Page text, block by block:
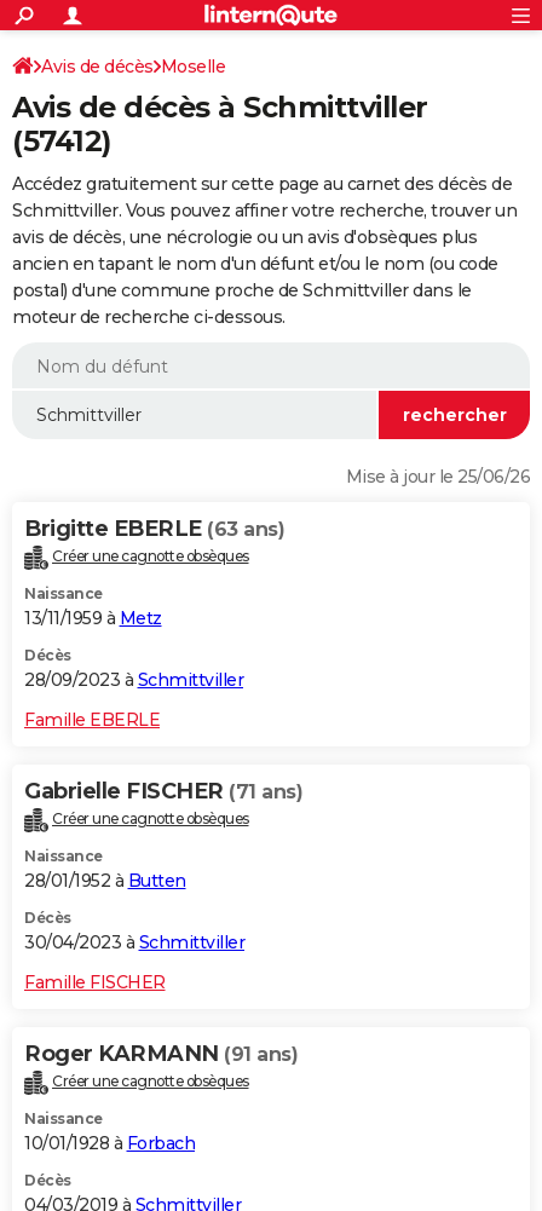
ACTUALITÉS
Politique
Société
Faits Divers
Education
Monde
Villes
+
SPORT
Coupe du monde 2026
Football
Tennis
Cyclisme
Rugby
Forum
FINANCE
Retraite
Impôts
Epargne
Immobilier
Risques naturels par ville
Banque
Assurance
Crédit
Essais
Réserver un essai
Citadines
Berlines
SUV
Forum auto
+
HIGH-TECH
Mobiles
Meilleur smartphone
Internet
Ordinateurs
Jeux vidéo
Guide high-tech
+BRICOLAGE
Forum
Aménagement intérieur
Extérieur
Cuisine
Salle de bains
Jardinage
Rangement
WEEK-END
Guides de France
Escapades
Patrimoine
Expositions
Musées
Week-end nature
LIFESTYLE
Alimentation
Guide de la santé
Maladies
Médicaments
Sommeil
VOYAGE
Destinations
City break
Voyage nature
Voyage de noces
Forum
Climat
+PHOTO
GUIDES D'ACHAT
BONS PLANS
CARTE DE VOEUX
Dictionnaire
Biographies
Citations
Expressions
Proverbes
PROGRAMME TV
COPAINS D'AVANT
S'inscrire
Se connecter
Lycées
Collèges
Primaires
Universités
Entreprises
Service militaire
Avis de recherche
AVIS DE DÉCÈS
Avis de décès Moselle
Avis de décès à Schmittviller
(57412)
Accédez gratuitement sur cette page au carnet des décès de
Schmittviller. Vous pouvez affiner votre recherche, trouver un
avis de décès, une nécrologie ou un avis d'obsèques plus
ancien en tapant le nom d'un défunt et/ou le nom (ou code
postal) d'une commune proche de Schmittviller dans le
moteur de recherche ci-dessous.
Mise à jour le 25/06/26
Brigitte EBERLE (63 ans)
Créer une cagnotte obsèques
Naissance
13/11/1959 à Metz
Décès
28/09/2023 à Schmittviller
Famille EBERLE
Gabrielle FISCHER (71 ans)
Créer une cagnotte obsèques
Naissance
28/01/1952 à Butten
Décès
30/04/2023 à Schmittviller
Famille FISCHER
Roger KARMANN (91 ans)
Créer une cagnotte obsèques
Naissance
10/01/1928 à Forbach
Décès
04/03/2019 à Schmittviller